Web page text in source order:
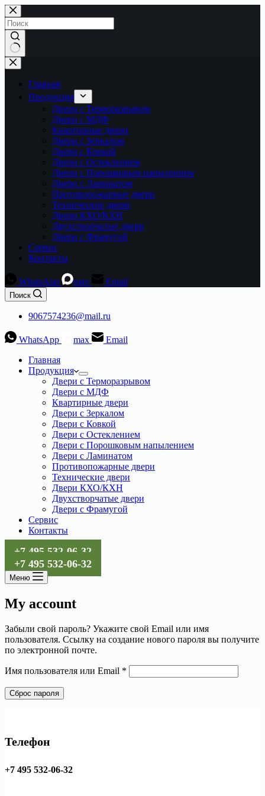
Перейти
к
сути
Ничего
не
найденоГлавная
Продукция
Двери с Терморазрывом
Двери с МДФ
Квартирные двери
Двери с Зеркалом
Двери с Ковкой
Двери с Остеклением
Двери с Порошковым напылением
Двери с Ламинатом
Противопожарные двери
Технические двери
Двери КХО/КХН
Двухстворчатые двери
Двери с Фрамугой
Сервис
Контакты
WhatsApp max Email
Поиск
9067574236@mail.ru
WhatsApp max
Email
Главная
Продукция
Двери с Терморазрывом
Двери с МДФ
Квартирные двери
Двери с Зеркалом
Двери с Ковкой
Двери с Остеклением
Двери с Порошковым напылением
Двери с Ламинатом
Противопожарные двери
Технические двери
Двери КХО/КХН
Двухстворчатые двери
Двери с Фрамугой
Сервис
Контакты
+7 495 532-06-32
+7 495 532-06-32
Меню
My account
Забыли свой пароль? Укажите свой Email или имя
пользователя. Ссылку на создание нового пароля вы получите
по электронной почте.
Имя пользователя или Email *
Сброс пароля
Телефон
+7 495 532-06-32